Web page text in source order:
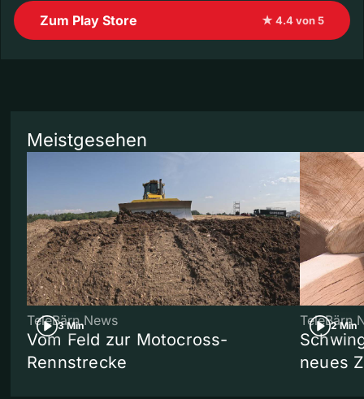
Zum Play Store ★ 4.4 von 5
Meistgesehen
3 Min
TeleBärn News
Vom Feld zur Motocross-
Rennstrecke
2 Min
TeleBärn
neues